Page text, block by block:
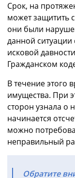
Срок, на
может защитить
они были
данной
исковой
Гражданском
В течение этого
имущества. При
сторон узнала о
начинается
можно
неправильный
Обратите